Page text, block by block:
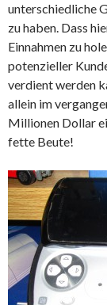
unterschiedliche
zu haben. Dass
Einnahmen zu
potenzieller
verdient werden
allein im
Millionen Dollar
fette Beute!